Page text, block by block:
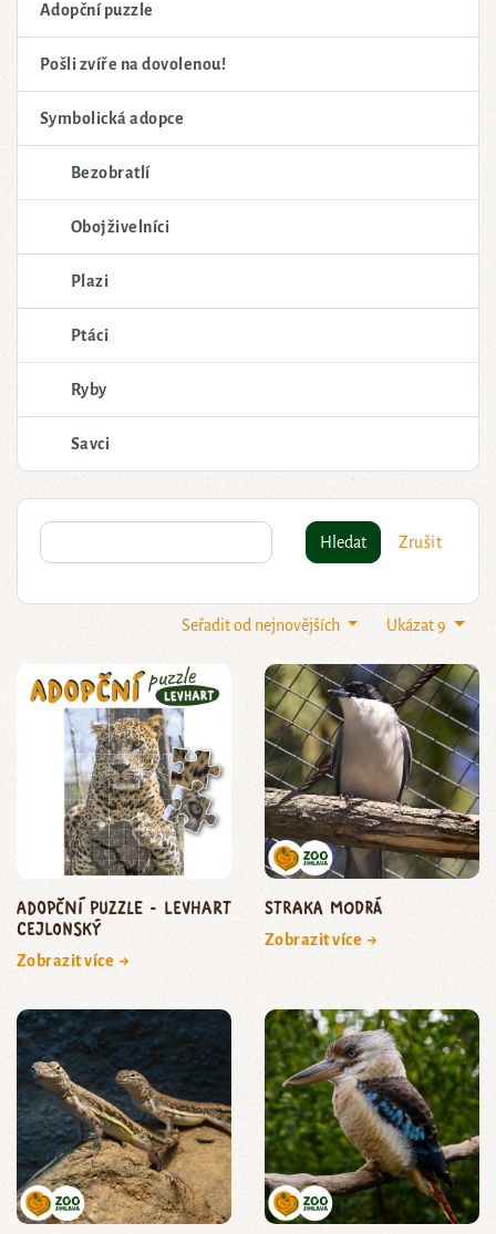
Adopční puzzle
Pošli zvíře na dovolenou!
Symbolická adopce
Bezobratlí
Obojživelníci
Plazi
Ptáci
Ryby
Savci
Hledat Zrušit
Ukázat 9
Seřadit od nejnovějších
Adopční puzzle - levhart
cejlonský
Zobrazit více →
straka modrá
Zobrazit více →